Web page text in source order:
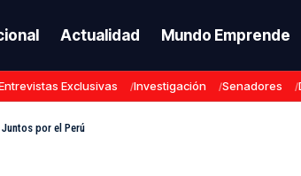
Actualidad Mundo Emprende
Exclusivas Investigación Senadores
por el Perú